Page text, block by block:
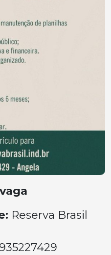
Reserva Brasil